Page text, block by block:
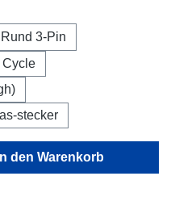
Rund 3-Pin
Cycle
stecker
gewünschten
In den Warenkorb